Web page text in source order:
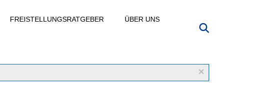
FREISTELLUNGSRATGEBER ÜBER UNS
×